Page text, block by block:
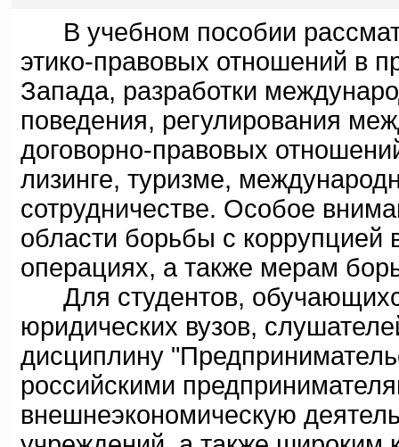
В учебном пособии
этико-правовых отношений в
Запада, разработки
поведения, регулирования
договорно-правовых
лизинге, туризме,
сотрудничестве. Особое
области борьбы с
операциях, а также мерам
Для студентов,
юридических вузов,
дисциплину
российскими
внешнеэкономическую